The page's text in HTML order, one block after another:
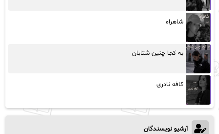
شاهراه
به کجا چنین شتابان
کافه نادری
آرشیو نویسندگان